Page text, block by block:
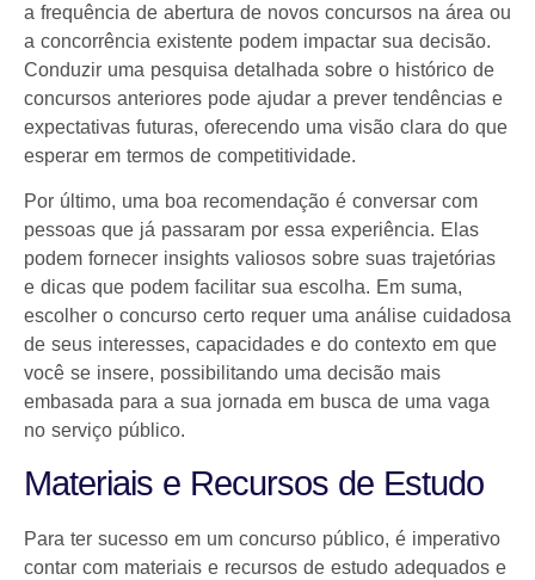
a frequência de abertura de novos concursos na área ou
a concorrência existente podem impactar sua decisão.
Conduzir uma pesquisa detalhada sobre o histórico de
concursos anteriores pode ajudar a prever tendências e
expectativas futuras, oferecendo uma visão clara do que
esperar em termos de competitividade.
Por último, uma boa recomendação é conversar com
pessoas que já passaram por essa experiência. Elas
podem fornecer insights valiosos sobre suas trajetórias
e dicas que podem facilitar sua escolha. Em suma,
escolher o concurso certo requer uma análise cuidadosa
de seus interesses, capacidades e do contexto em que
você se insere, possibilitando uma decisão mais
embasada para a sua jornada em busca de uma vaga
no serviço público.
Materiais e Recursos de Estudo
Para ter sucesso em um concurso público, é imperativo
contar com materiais e recursos de estudo adequados e